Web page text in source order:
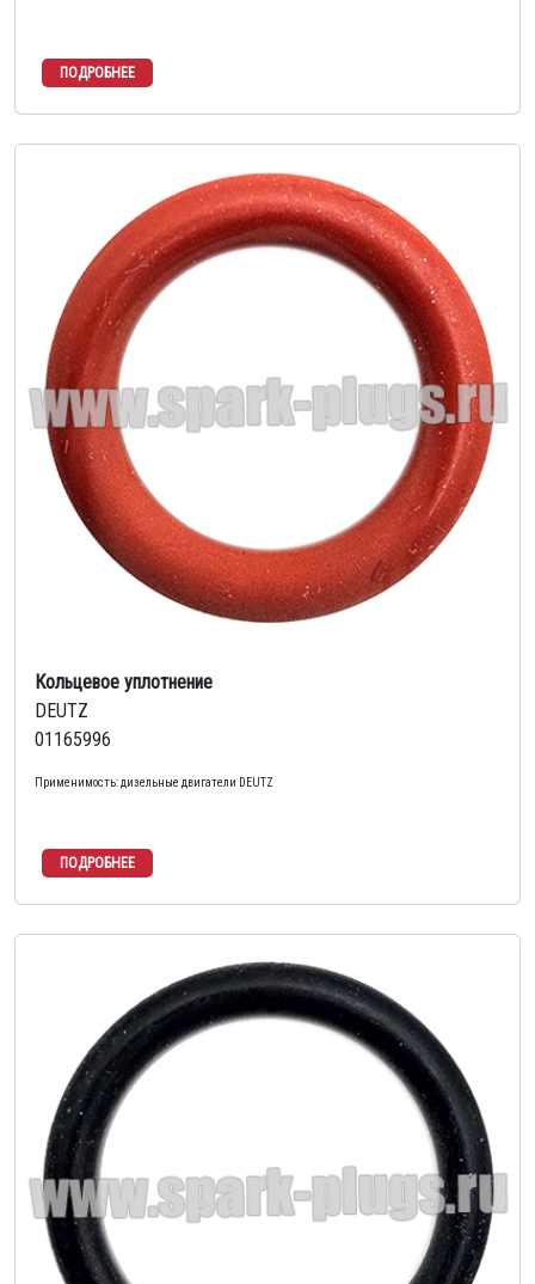
Кольцевое уплотнение
DEUTZ
01165996
Применимость: дизельные двигатели DEUTZ